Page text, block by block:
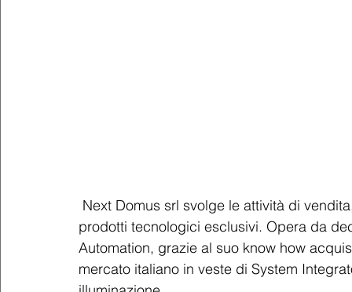
prodotti tecnologici esclusivi. Opera da
Automation, grazie al suo know how
mercato italiano in veste di System